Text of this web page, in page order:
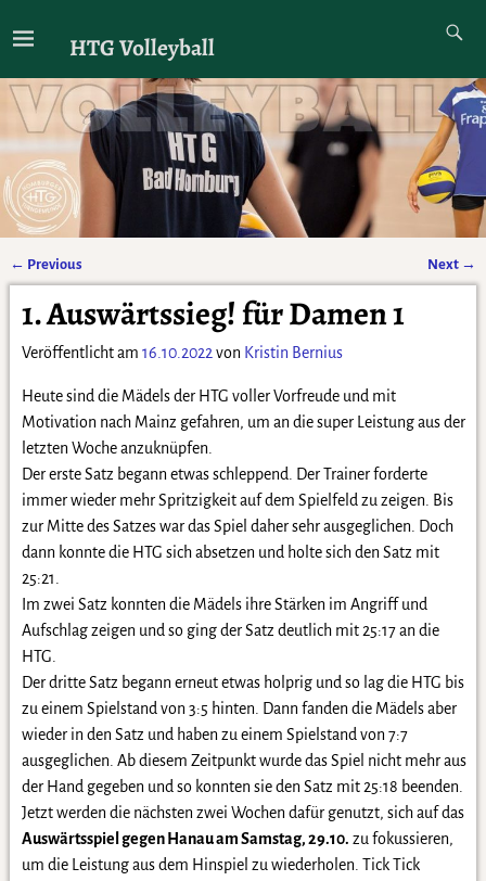
HTG Volleyball
Artikelnavigation
← Previous Next →
1. Auswärtssieg! für Damen 1
Veröffentlicht am 16.10.2022 von Kristin Bernius
Heute sind die Mädels der HTG voller Vorfreude und mit
Motivation nach Mainz gefahren, um an die super Leistung aus der
letzten Woche anzuknüpfen.
Der erste Satz begann etwas schleppend. Der Trainer forderte
immer wieder mehr Spritzigkeit auf dem Spielfeld zu zeigen. Bis
zur Mitte des Satzes war das Spiel daher sehr ausgeglichen. Doch
dann konnte die HTG sich absetzen und holte sich den Satz mit
25:21.
Im zwei Satz konnten die Mädels ihre Stärken im Angriff und
Aufschlag zeigen und so ging der Satz deutlich mit 25:17 an die
HTG.
Der dritte Satz begann erneut etwas holprig und so lag die HTG bis
zu einem Spielstand von 3:5 hinten. Dann fanden die Mädels aber
wieder in den Satz und haben zu einem Spielstand von 7:7
ausgeglichen. Ab diesem Zeitpunkt wurde das Spiel nicht mehr aus
der Hand gegeben und so konnten sie den Satz mit 25:18 beenden.
Jetzt werden die nächsten zwei Wochen dafür genutzt, sich auf das
Auswärtsspiel gegen Hanau am Samstag, 29.10. zu fokussieren,
um die Leistung aus dem Hinspiel zu wiederholen. Tick Tick